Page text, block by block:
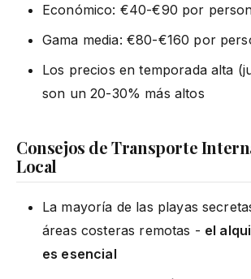
Económico: €40-€90 por
Gama media: €80-€160 por
Los precios en temporada alta
son un 20-30% más altos
Consejos de Transporte
Local
La mayoría de las playas
áreas costeras remotas - el
es esencial